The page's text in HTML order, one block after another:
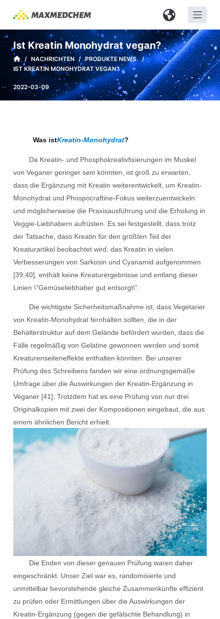
m
I
h
a
l
g
e
n
Ist Kreatin Monohydrat vegan?
/ NACHRICHTEN / PRODUKTE NEWS. /
IST KREATIN MONOHYDRAT VEGAN?
2022-03-09
Was istKreatin-Monohydrat?
Da Kreatin- und Phosphokreativfixierungen im Muskel
von Veganer geringer sein könnten, ist groß zu erwarten,
dass die Ergänzung mit Kreatin weiterentwickelt, um Kreatin-
Monohydrat und Phospocraftine-Fokus weiterzuentwickeln
und möglicherweise die Praxisausführung und die Erholung in
Veggie-Liebhabern aufrüsten. Es sei festgestellt, dass trotz
der Tatsache, dass Kreatin für den größten Teil der
Kreaturartikel beobachtet wird, das Kreatin in vielen
Verbesserungen von Sarkosin und Cyanamid aufgenommen
[39,40], enthält keine Kreaturergebnisse und entlang dieser
Linien \”Gemüseliebhaber gut entsorgt\”.
Die wichtigste Sicherheitsmaßnahme ist, dass Vegetarier
von Kreatin-Monohydrat fernhalten sollten, die in der
Behälterstruktur auf dem Gelände befördert wurden, dass die
Fälle regelmäßig von Gelatine gewonnen werden und somit
Kreaturenseiteneffekte enthalten könnten. Bei unserer
Prüfung des Schreibens fanden wir eine ordnungsgemäße
Umfrage über die Auswirkungen der Kreatin-Ergänzung in
Veganer [41]; Trotzdem hat es eine Prüfung von nur drei
Originalkopien mit zwei der Kompositionen eingebaut, die aus
einem ähnlichen Bericht erhielt.
Die Enden von dieser genauen Prüfung waren daher
eingeschränkt. Unser Ziel war es, randomisierte und
unmittelbar bevorstehende gleiche Zusammenkünfte effizient
zu prüfen oder Ermittlungen über die Auswirkungen der
Kreatin-Ergänzung (gegen die gefälschte Behandlung) in